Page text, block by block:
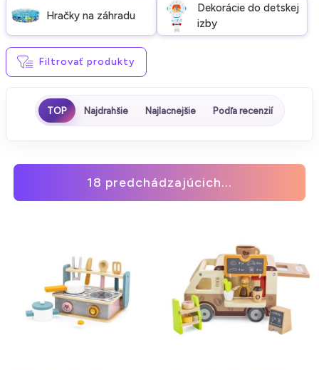
Hračky na záhradu
Dekorácie do detskej
izby
Filtrovať produkty
TOP Najdrahšie Najlacnejšie Podľa recenzií
18 predchádzajúcich...